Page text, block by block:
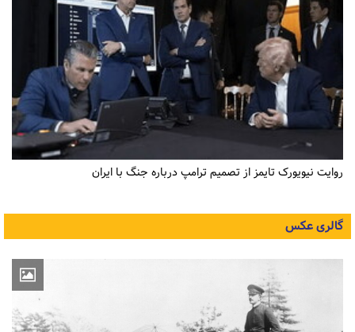
روایت نیویورک تایمز از تصمیم ترامپ درباره جنگ با ایران
گالری عکس